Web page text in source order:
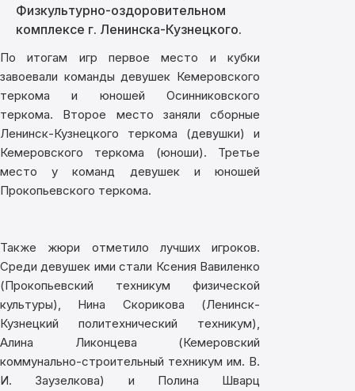
Физкультурно-оздоровительном
комплексе г. Ленинска-Кузнецкого.
По итогам игр первое место и кубки
завоевали команды девушек Кемеровского
теркома и юношей Осинниковского
теркома. Второе место заняли сборные
Ленинск-Кузнецкого теркома (девушки) и
Кемеровского теркома (юноши). Третье
место у команд девушек и юношей
Прокопьевского теркома.
Также жюри отметило лучших игроков.
Среди девушек ими стали Ксения Вавиленко
(Прокопьевский техникум физической
культуры), Нина Скорикова (Ленинск-
Кузнецкий политехнический техникум),
Алина Ликонцева (Кемеровский
коммунально-строительный техникум им. В.
И. Заузелкова) и Полина Шварц